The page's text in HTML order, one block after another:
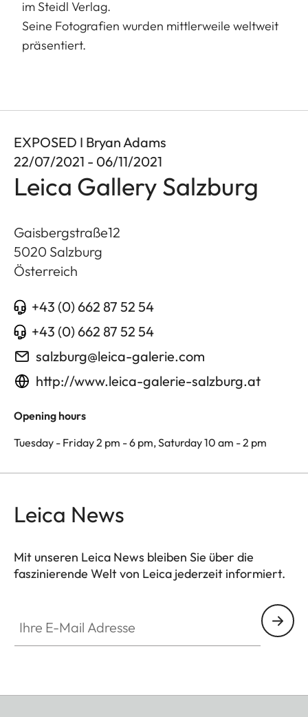
im Steidl Verlag.
Seine Fotografien wurden mittlerweile weltweit
präsentiert.
EXPOSED I Bryan Adams
22/07/2021 - 06/11/2021
Leica Gallery Salzburg
Gaisbergstraße12
5020 Salzburg
Österreich
+43 (0) 662 87 52 54
+43 (0) 662 87 52 54
salzburg@leica-galerie.com
http://www.leica-galerie-salzburg.at
Opening hours
Tuesday - Friday 2 pm - 6 pm, Saturday 10 am - 2 pm
Leica News
Mit unseren Leica News bleiben Sie über die
faszinierende Welt von Leica jederzeit informiert.